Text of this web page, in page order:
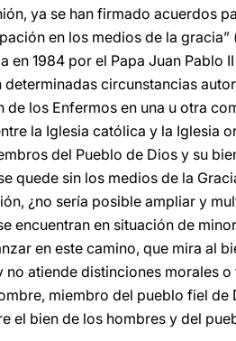
ya se han firmado acuerdos
en los medios de la gracia”
en 1984 por el Papa Juan Pablo
determinadas circunstancias
de los Enfermos en una u otra
la Iglesia católica y la Iglesia
del Pueblo de Dios y su
quede sin los medios de la
¿no sería posible ampliar y
encuentran en situación de
en este camino, que mira al
no atiende distinciones morales
miembro del pueblo fiel de
el bien de los hombres y del